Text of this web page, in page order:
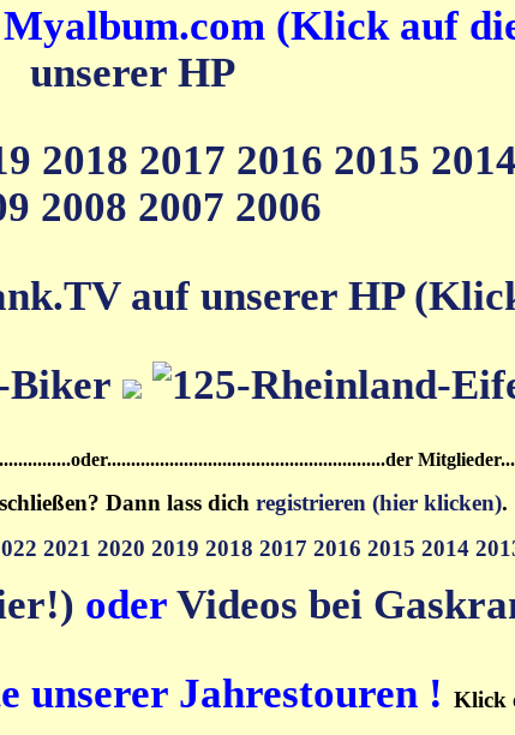
(Klick auf
unserer HP
2018 2017 2016 2015 2014
2008 2007 2006
auf unserer HP
Dann lass dich registrieren (hier klicken).
2021 2020 2019 2018 2017 2016 2015 2014
oder Videos bei
unserer Jahrestouren ! Klick